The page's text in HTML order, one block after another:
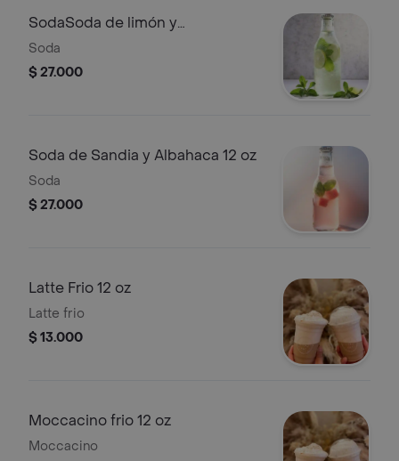
SodaSoda de limón y
Hierbabuena 12 oz
Soda
$ 27.000
Soda de Sandia y Albahaca 12 oz
Soda
$ 27.000
Latte Frio 12 oz
Latte frio
$ 13.000
Moccacino frio 12 oz
Moccacino